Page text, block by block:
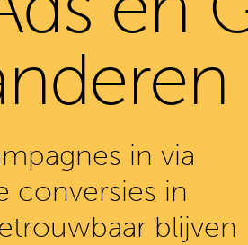
in via
conversies in
blijven